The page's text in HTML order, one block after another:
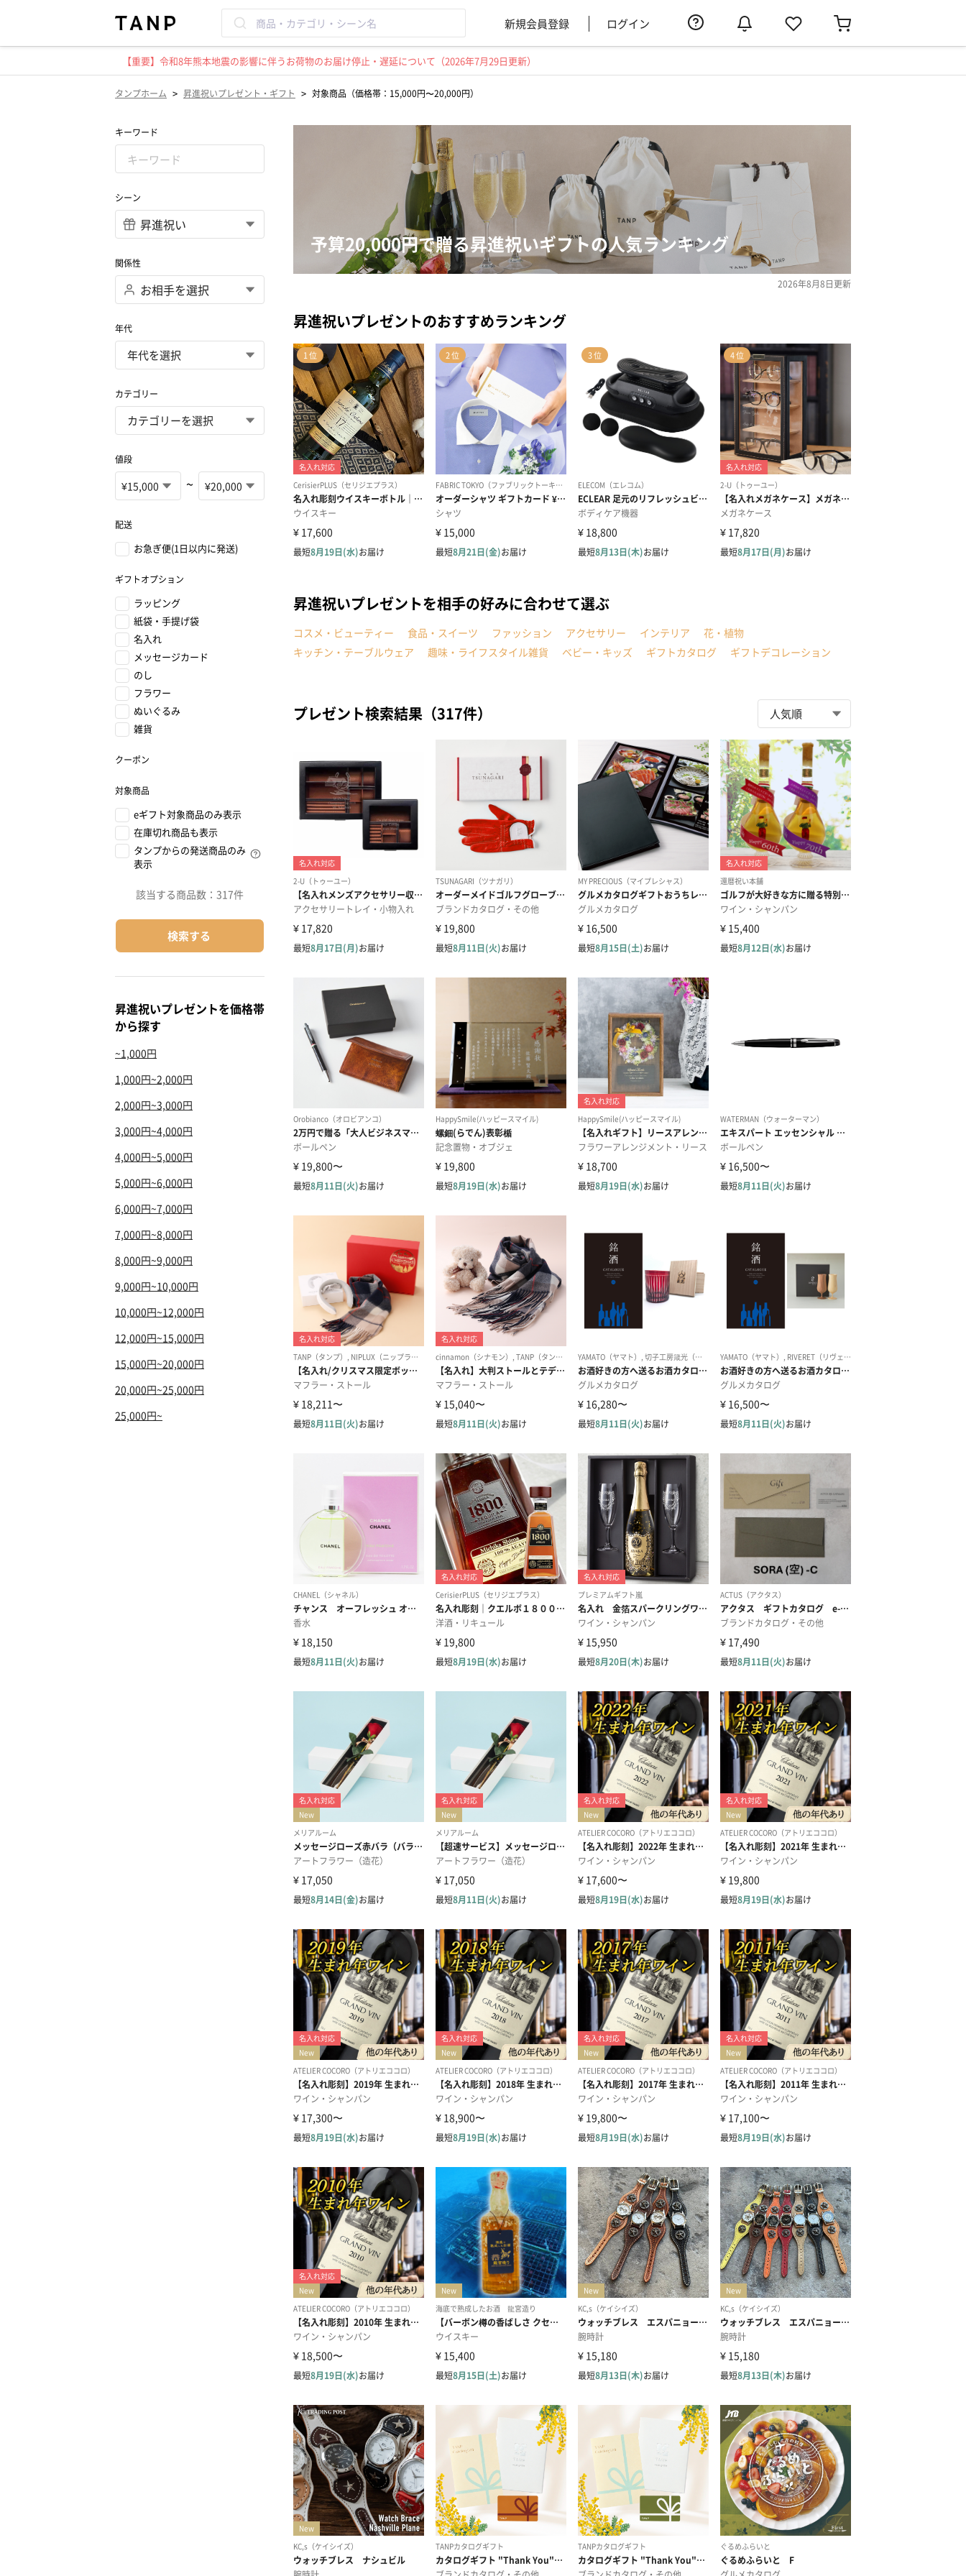
新規会員登録 ログイン
【重要】令和8年熊本地震の影響に伴うお荷物のお届け停止・遅延について（2026年7月29日更新）
タンプホーム > 昇進祝いプレゼント・ギフト > 対象商品（価格帯：15,000円〜20,000円）
キーワード
シーン
関係性
年代
カテゴリー
値段
~
配送
お急ぎ便(1日以内に発送)
ギフトオプション
ラッピング
紙袋・手提げ袋
名入れ
メッセージカード
のし
フラワー
ぬいぐるみ
雑貨
クーポン
対象商品
eギフト対象商品のみ表示
在庫切れ商品も表示
タンプからの発送商品のみ
表示
該当する商品数： 317件
検索する
昇進祝いプレゼントを価格帯
から探す
~1,000円
1,000円~2,000円
2,000円~3,000円
3,000円~4,000円
4,000円~5,000円
5,000円~6,000円
6,000円~7,000円
7,000円~8,000円
8,000円~9,000円
9,000円~10,000円
10,000円~12,000円
12,000円~15,000円
15,000円~20,000円
20,000円~25,000円
25,000円~
予算20,000円で贈る昇進祝いギフトの人気ランキング
2026年8月8日更新
昇進祝いプレゼントのおすすめランキング
昇進祝いプレゼントを相手の好みに合わせて選ぶ
コスメ・ビューティー 食品・スイーツ ファッション アクセサリー インテリア
花・植物
キッチン・テーブルウェア
趣味・ライフスタイル雑貨 ベビー・キッズ ギフトカタログ ギフトデコレーション
プレゼント検索結果（317件）